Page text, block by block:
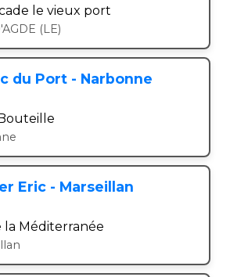
le vieux port
(LE)
du Port - Narbonne
Eric - Marseillan
la Méditerranée